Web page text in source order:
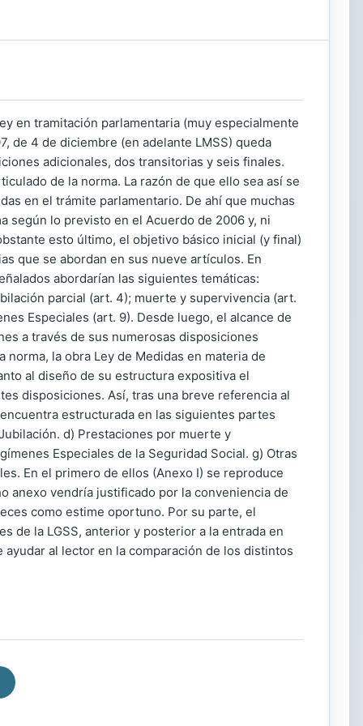
en tramitación parlamentaria (muy especialmente
de 4 de diciembre (en adelante LMSS) queda
adicionales, dos transitorias y seis finales.
de la norma. La razón de que ello sea así se
en el trámite parlamentario. De ahí que muchas
según lo previsto en el Acuerdo de 2006 y, ni
esto último, el objetivo básico inicial (y final)
que se abordan en sus nueve artículos. En
abordarían las siguientes temáticas:
parcial (art. 4); muerte y supervivencia (art.
Especiales (art. 9). Desde luego, el alcance de
a través de sus numerosas disposiciones
la obra Ley de Medidas en materia de
al diseño de su estructura expositiva el
disposiciones. Así, tras una breve referencia al
estructurada en las siguientes partes
d) Prestaciones por muerte y
Especiales de la Seguridad Social. g) Otras
En el primero de ellos (Anexo I) se reproduce
anexo vendría justificado por la conveniencia de
como estime oportuno. Por su parte, el
de la LGSS, anterior y posterior a la entrada en
al lector en la comparación de los distintos